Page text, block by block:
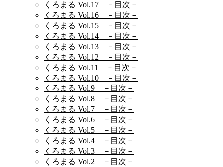
くろまる Vol.17 －目次－
くろまる Vol.16 －目次－
くろまる Vol.15 －目次－
くろまる Vol.14 －目次－
くろまる Vol.13 －目次－
くろまる Vol.12 －目次－
くろまる Vol.11 －目次－
くろまる Vol.10 －目次－
くろまる Vol.9 －目次－
くろまる Vol.8 －目次－
くろまる Vol.7 －目次－
くろまる Vol.6 －目次－
くろまる Vol.5 －目次－
くろまる Vol.4 －目次－
くろまる Vol.3 －目次－
くろまる Vol.2 －目次－